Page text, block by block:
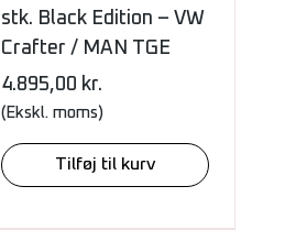
stk. Black Edition – VW
Crafter / MAN TGE
4.895,00 kr.
(Ekskl. moms)
Tilføj til kurv